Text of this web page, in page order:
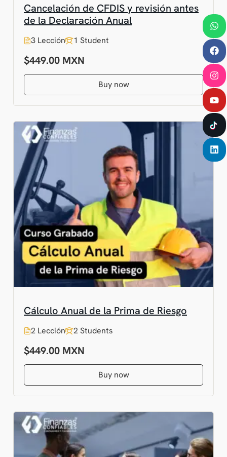
Cancelación de CFDIS y revisión antes
de la Declaración Anual
3 Lección 1 Student
$449.00
Buy now
Cálculo Anual de la Prima de Riesgo
2 Lección 2 Students
$449.00
Buy now